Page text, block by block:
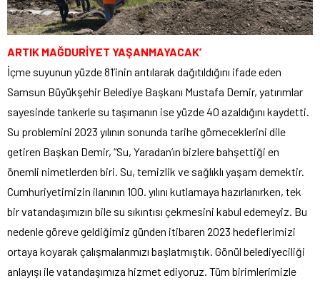
ARTIK MAĞDURİYET YAŞANMAYACAK’
İçme suyunun yüzde 81’inin arıtılarak dağıtıldığını ifade eden
Samsun Büyükşehir Belediye Başkanı Mustafa Demir, yatırımlar
sayesinde tankerle su taşımanın ise yüzde 40 azaldığını kaydetti.
Su problemini 2023 yılının sonunda tarihe gömeceklerini dile
getiren Başkan Demir, “Su, Yaradan’ın bizlere bahşettiği en
önemli nimetlerden biri. Su, temizlik ve sağlıklı yaşam demektir.
Cumhuriyetimizin ilanının 100. yılını kutlamaya hazırlanırken, tek
bir vatandaşımızın bile su sıkıntısı çekmesini kabul edemeyiz. Bu
nedenle göreve geldiğimiz günden itibaren 2023 hedeflerimizi
ortaya koyarak çalışmalarımızı başlatmıştık. Gönül belediyeciliği
anlayışı ile vatandaşımıza hizmet ediyoruz. Tüm birimlerimizle